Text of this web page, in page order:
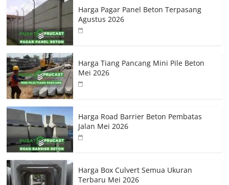
Harga Pagar Panel Beton Terpasang
Agustus 2026
Harga Tiang Pancang Mini Pile Beton
Mei 2026
Harga Road Barrier Beton Pembatas
Jalan Mei 2026
Harga Box Culvert Semua Ukuran
Terbaru Mei 2026